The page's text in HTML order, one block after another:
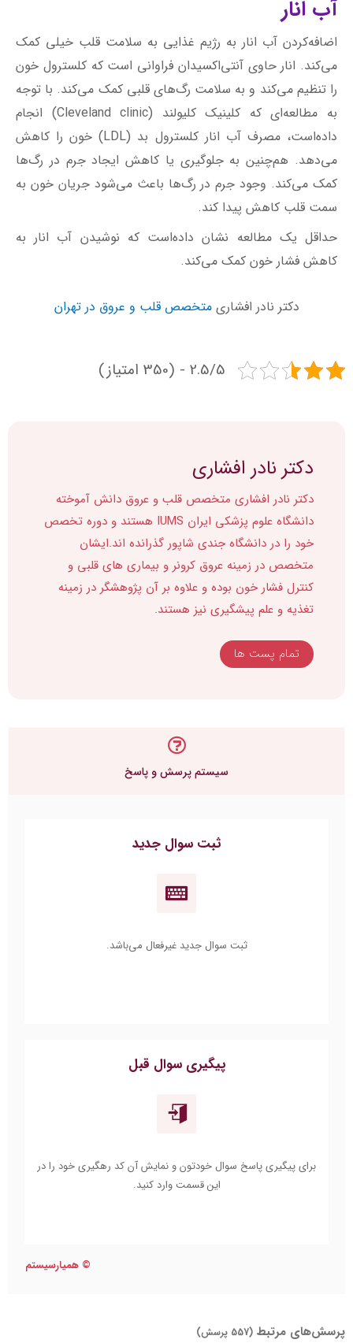
آب انار
اضافه‌کردن آب انار به رژیم غذایی‌ به سلامت قلب خیلی کمک
می‌کند. انار حاوی آنتی‌اکسیدان فراوانی است که کلسترول خون
را تنظیم می‌کند و به سلامت رگ‌های قلبی کمک می‌کند. با توجه
به مطالعه‌ای که کلینیک کلیولند (Cleveland clinic) انجام
داده‌است، مصرف آب انار کلسترول بد (LDL) خون را کاهش
می‌دهد. هم‌چنین به جلوگیری یا کاهش ایجاد جرم در رگ‌ها
کمک می‌کند. وجود جرم در رگ‌ها باعث می‌شود جریان خون به
سمت قلب کاهش پیدا کند.
حداقل یک مطالعه نشان داده‌است که نوشیدن آب انار به
کاهش فشار خون کمک می‌کند.
دکتر نادر افشاریمتخصص قلب و عروق در تهران
2.5/5 - (350 امتیاز)
دکتر نادر افشاری
دکتر نادر افشاری متخصص قلب و عروق دانش آموخته
دانشگاه علوم پزشکی ایران IUMS هستند و دوره تخصص
خود را در دانشگاه جندی شاپور گذرانده اند.ایشان
متخصص در زمینه عروق کرونر و بیماری های قلبی و
کنترل فشار خون بوده و علاوه بر آن پژوهشگر در زمینه
تغذیه و علم پیشگیری نیز هستند.
تمام پست ها
سیستم پرسش و پاسخ
ثبت سوال جدید
ثبت سوال جدید غیرفعال می‌باشد.
پیگیری سوال قبل
برای پیگیری پاسخ سوال خودتون و نمایش آن کد رهگیری خود را در
این قسمت وارد کنید.
© همیارسیستم
پرسش‌های مرتبط (557 پرسش)